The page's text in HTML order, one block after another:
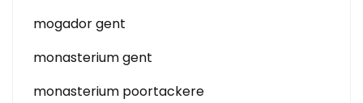
mogador gent
monasterium gent
monasterium poortackere